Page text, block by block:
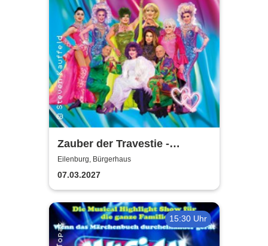
Zauber der Travestie -
Fräulein Luise und ihr
Ensemble - das Original
Eilenburg, Bürgerhaus
07.03.2027
15:30 Uhr